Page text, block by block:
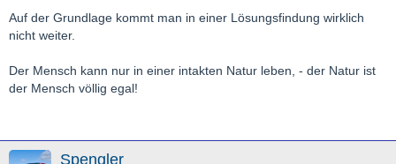
Auf der Grundlage kommt man in einer Lösungsfindung wirklich
nicht weiter.
Der Mensch kann nur in einer intakten Natur leben, - der Natur ist
der Mensch völlig egal!
Spengler